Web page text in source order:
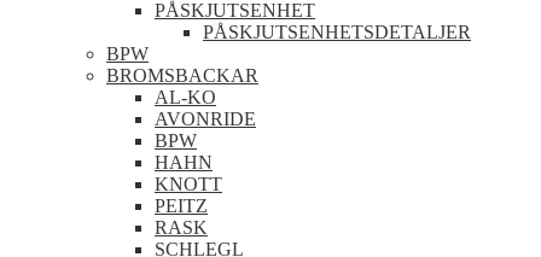
PÅSKJUTSENHET
PÅSKJUTSENHETSDETALJER
BPW
BROMSBACKAR
AL-KO
AVONRIDE
BPW
HAHN
KNOTT
PEITZ
RASK
SCHLEGL